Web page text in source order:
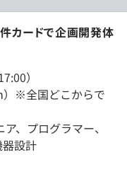
件カードで企画開発体
）
）※全国どこからで
、プログラマー、
設計